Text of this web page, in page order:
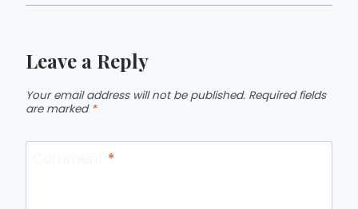
Leave a Reply
Your email address will not be published. Required fields
are marked *
*